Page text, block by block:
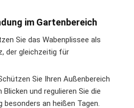
im Gartenbereich
Sie das Wabenplissee als
der gleichzeitig für
Sie Ihren Außenbereich
und regulieren Sie die
besonders an heißen Tagen.